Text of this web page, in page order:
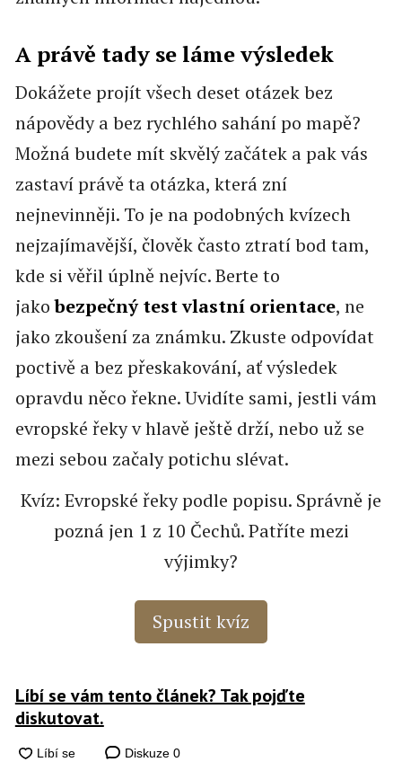
A právě tady se láme výsledek
Dokážete projít všech deset otázek bez
nápovědy a bez rychlého sahání po mapě?
Možná budete mít skvělý začátek a pak vás
zastaví právě ta otázka, která zní
nejnevinněji. To je na podobných kvízech
nejzajímavější, člověk často ztratí bod tam,
kde si věřil úplně nejvíc. Berte to
jakobezpečný test vlastní orientace, ne
jako zkoušení za známku. Zkuste odpovídat
poctivě a bez přeskakování, ať výsledek
opravdu něco řekne. Uvidíte sami, jestli vám
evropské řeky v hlavě ještě drží, nebo už se
mezi sebou začaly potichu slévat.
Kvíz: Evropské řeky podle popisu. Správně je
pozná jen 1 z 10 Čechů. Patříte mezi
výjimky?
Spustit kvíz
Líbí se vám tento článek? Tak pojďte
diskutovat.
Diskuze 0